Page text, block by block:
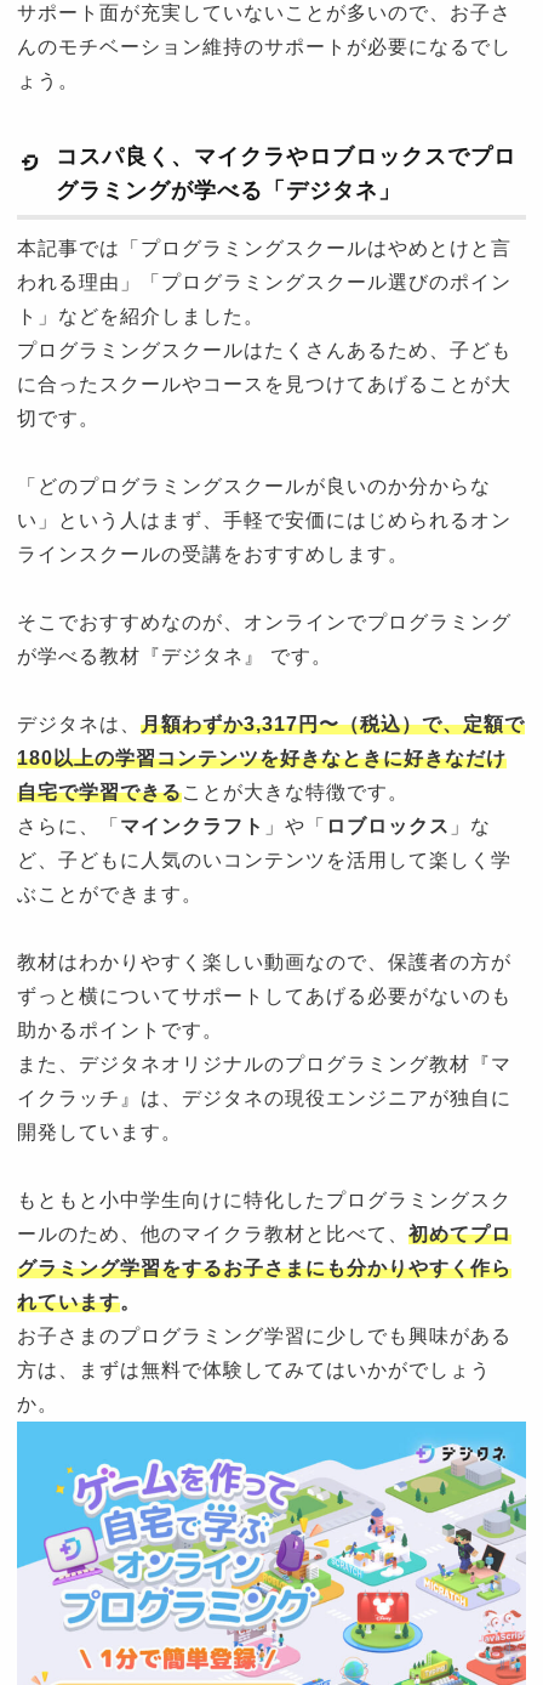
サポート面が充実していないことが多いので、お子さ
んのモチベーション維持のサポートが必要になるでし
ょう。
コスパ良く、マイクラやロブロックスでプロ
グラミングが学べる「デジタネ」
本記事では「プログラミングスクールはやめとけと言
われる理由」「プログラミングスクール選びのポイン
ト」などを紹介しました。
プログラミングスクールはたくさんあるため、子ども
に合ったスクールやコースを見つけてあげることが大
切です。
「どのプログラミングスクールが良いのか分からな
い」という人はまず、手軽で安価にはじめられるオン
ラインスクールの受講をおすすめします。
そこでおすすめなのが、オンラインでプログラミング
が学べる教材『デジタネ』 です。
デジタネは、 月額わずか3,317円〜（税込）で、定額で
180以上の学習コンテンツを好きなときに好きなだけ
自宅で学習できることが大きな特徴です。
さらに、「 マインクラフト 」や「 ロブロックス 」な
ど、子どもに人気のいコンテンツを活用して楽しく学
ぶことができます。
教材はわかりやすく楽しい動画なので、保護者の方が
ずっと横についてサポートしてあげる必要がないのも
助かるポイントです。
また、デジタネオリジナルのプログラミング教材『マ
イクラッチ』は、デジタネの現役エンジニアが独自に
開発しています。
もともと小中学生向けに特化したプログラミングスク
ールのため、他のマイクラ教材と比べて、 初めてプロ
グラミング学習をするお子さまにも分かりやすく作ら
れています。
お子さまのプログラミング学習に少しでも興味がある
方は、まずは無料で体験してみてはいかがでしょう
か。